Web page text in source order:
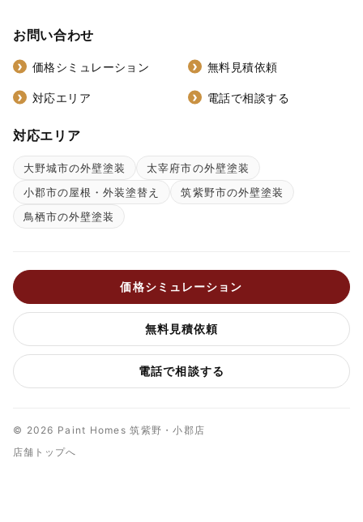
お問い合わせ
価格シミュレーション 無料見積依頼
対応エリア 電話で相談する
対応エリア
大野城市の外壁塗装
太宰府市の外壁塗装
小郡市の屋根・外装塗替え
筑紫野市の外壁塗装
鳥栖市の外壁塗装
価格シミュレーション
無料見積依頼
電話で相談する
© 2026 Paint Homes 筑紫野・小郡店
店舗トップへ